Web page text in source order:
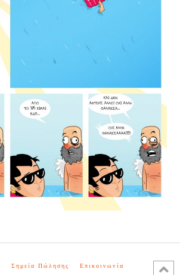
Σημεία Πώλησης Επικοινωνία